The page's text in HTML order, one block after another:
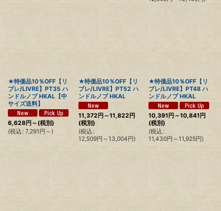
★特価品10％OFF【リ
ブレ/LIVRE】PT35 ハ
ンドルノブ HKAL【中
サイズ送料】
6,628円 ～ (税別)
(税込 : 7,291 円 ～)
★特価品10％OFF【リ
ブレ/LIVRE】PT52 ハ
ンドルノブ HKAL
11,372円 ～11,822円
(税別)
(税込 :
12,509円 ～13,004円)
★特価品10％OFF【リ
ブレ/LIVRE】PT48 ハ
ンドルノブ HKAL
10,391円 ～10,841円
(税別)
(税込 :
11,430円 ～11,925円)